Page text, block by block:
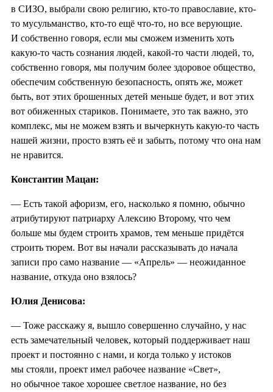
в СИЗО, выбрали свою религию, кто-то православие, кто-
то мусульманство, кто-то ещё что-то, но все верующие.
И собственно говоря, если мы сможем изменить хоть
какую-то часть сознания людей, какой-то части людей, то,
собственно говоря, мы получим более здоровое общество,
обеспечим собственную безопасность, опять же, может
быть, вот этих брошенных детей меньше будет, и вот этих
вот обиженных стариков. Понимаете, это так важно, это
комплекс, мы не можем взять и вычеркнуть какую-то часть
нашей жизни, просто взять её и забыть, потому что она нам
не нравится.
Константин Мацан:
— Есть такой афоризм, его, насколько я помню, обычно
атрибутируют патриарху Алексию Второму, что чем
больше мы будем строить храмов, тем меньше придётся
строить тюрем. Вот вы начали рассказывать до начала
записи про само название — «Апрель» — неожиданное
название, откуда оно взялось?
Юлия Денисова:
— Тоже расскажу я, вышло совершенно случайно, у нас
есть замечательный человек, который поддерживает наш
проект и постоянно с нами, и когда только у истоков
мы стояли, проект имел рабочее название «Свет»,
но обычное такое хорошее светлое название, но без